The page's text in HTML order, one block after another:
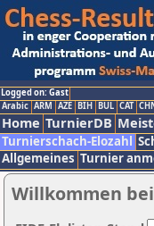
Logged on: Gast
Arabic ARM AZE BIH BUL CAT
Home TurnierDB
Turnierschach-Elozahl
Allgemeines Turnier
Willkommen